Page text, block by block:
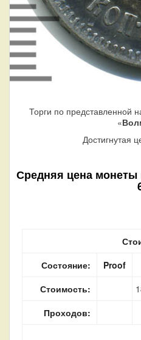
Торги по представленной
«
Достигнутая
Средняя цена монеты
Состояние:
Proof
Стоимость:
Проходов: